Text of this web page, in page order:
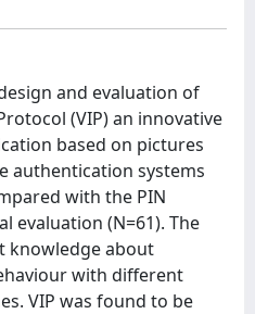
and evaluation of
(VIP) an innovative
based on pictures
authentication systems
with the PIN
evaluation (N=61). The
knowledge about
with different
VIP was found to be